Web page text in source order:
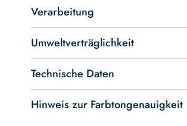
Verarbeitung
Umweltverträglichkeit
Technische Daten
Hinweis zur Farbtongenauigkeit